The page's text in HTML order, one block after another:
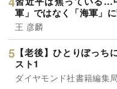
軍」ではなく「海軍」
王 彦麟
【老後】ひとりぼっ
スト1
ダイヤモンド社書籍編集局